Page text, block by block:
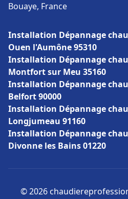
Bouaye, France
Installation Dépannage
Ouen l'Aumône 95310
Installation Dépannage
Montfort sur Meu 35160
Installation Dépannage
Belfort 90000
Installation Dépannage
Longjumeau 91160
Installation Dépannage
Divonne les Bains 01220
© 2026